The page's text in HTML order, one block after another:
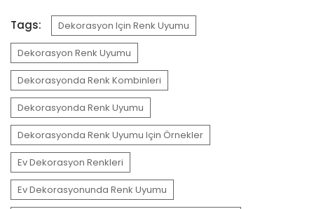
Tags: Dekorasyon Için Renk Uyumu
Dekorasyon Renk Uyumu
Dekorasyonda Renk Kombinleri
Dekorasyonda Renk Uyumu
Dekorasyonda Renk Uyumu Için Örnekler
Ev Dekorasyon Renkleri
Ev Dekorasyonunda Renk Uyumu